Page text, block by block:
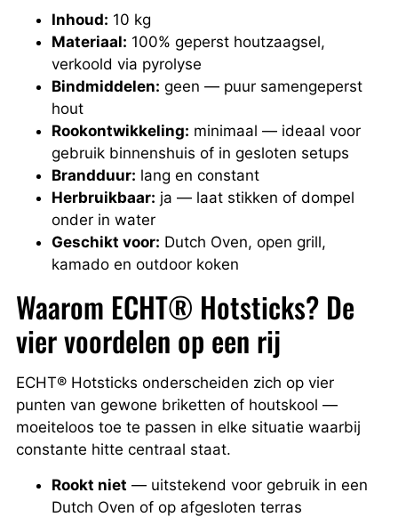
Inhoud: 10 kg
Materiaal: 100% geperst houtzaagsel,
verkoold via pyrolyse
Bindmiddelen: geen — puur samengeperst
hout
Rookontwikkeling: minimaal — ideaal voor
gebruik binnenshuis of in gesloten setups
Brandduur: lang en constant
Herbruikbaar: ja — laat stikken of dompel
onder in water
Geschikt voor: Dutch Oven, open grill,
kamado en outdoor koken
Waarom ECHT® Hotsticks? De
vier voordelen op een rij
ECHT® Hotsticks onderscheiden zich op vier
punten van gewone briketten of houtskool —
moeiteloos toe te passen in elke situatie waarbij
constante hitte centraal staat.
Rookt niet — uitstekend voor gebruik in een
Dutch Oven of op afgesloten terras